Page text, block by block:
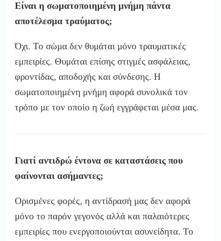
Είναι η σωματοποιημένη μνήμη πάντα
αποτέλεσμα τραύματος;
Όχι. Το σώμα δεν θυμάται μόνο τραυματικές
εμπειρίες. Θυμάται επίσης στιγμές ασφάλειας,
φροντίδας, αποδοχής και σύνδεσης. Η
σωματοποιημένη μνήμη αφορά συνολικά τον
τρόπο με τον οποίο η ζωή εγγράφεται μέσα μας.
Γιατί αντιδρώ έντονα σε καταστάσεις που
φαίνονται ασήμαντες;
Ορισμένες φορές, η αντίδρασή μας δεν αφορά
μόνο το παρόν γεγονός αλλά και παλαιότερες
εμπειρίες που ενεργοποιούνται ασυνείδητα. Το